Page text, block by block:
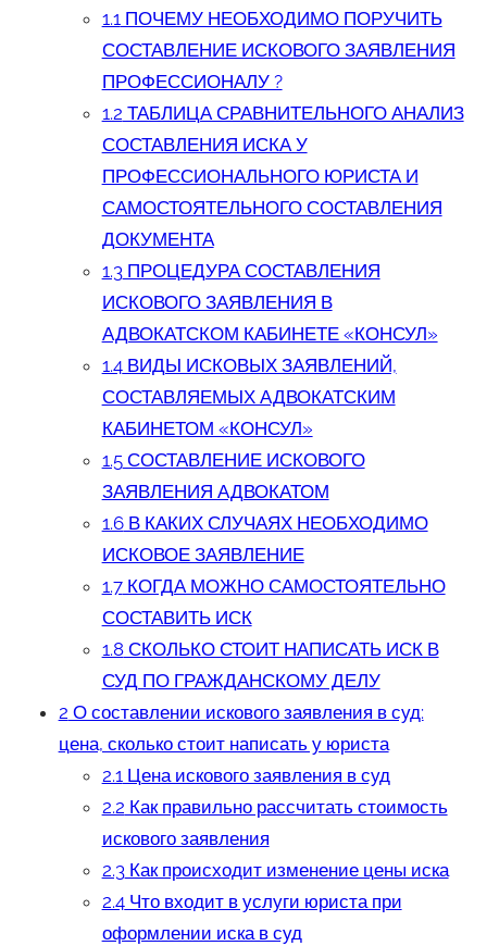
1.1ПОЧЕМУ НЕОБХОДИМО ПОРУЧИТЬ
СОСТАВЛЕНИЕ ИСКОВОГО ЗАЯВЛЕНИЯ
ПРОФЕССИОНАЛУ ?
1.2 ТАБЛИЦА СРАВНИТЕЛЬНОГО АНАЛИЗ
СОСТАВЛЕНИЯ ИСКА У
ПРОФЕССИОНАЛЬНОГО ЮРИСТА И
САМОСТОЯТЕЛЬНОГО СОСТАВЛЕНИЯ
ДОКУМЕНТА
1.3ПРОЦЕДУРА СОСТАВЛЕНИЯ
ИСКОВОГО ЗАЯВЛЕНИЯ В
АДВОКАТСКОМ КАБИНЕТЕ «КОНСУЛ»
1.4ВИДЫ ИСКОВЫХ ЗАЯВЛЕНИЙ,
СОСТАВЛЯЕМЫХ АДВОКАТСКИМ
КАБИНЕТОМ «КОНСУЛ»
1.5СОСТАВЛЕНИЕ ИСКОВОГО
ЗАЯВЛЕНИЯ АДВОКАТОМ
1.6В КАКИХ СЛУЧАЯХ НЕОБХОДИМО
ИСКОВОЕ ЗАЯВЛЕНИЕ
1.7КОГДА МОЖНО САМОСТОЯТЕЛЬНО
СОСТАВИТЬ ИСК
1.8СКОЛЬКО СТОИТ НАПИСАТЬ ИСК В
СУД ПО ГРАЖДАНСКОМУ ДЕЛУ
2 О составлении искового заявления в суд:
цена, сколько стоит написать у юриста
2.1Цена искового заявления в суд
2.2 Как правильно рассчитать стоимость
искового заявления
2.3Как происходит изменение цены иска
2.4Что входит в услуги юриста при
оформлении иска в суд